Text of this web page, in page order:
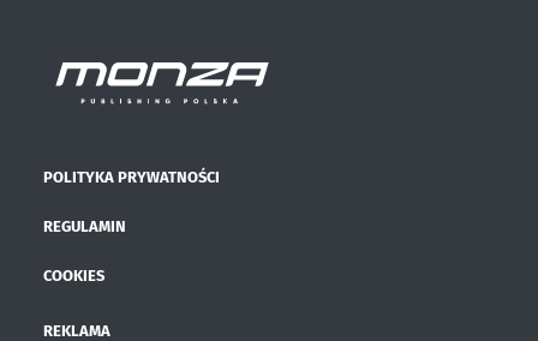
POLITYKA PRYWATNOŚCI
REGULAMIN
COOKIES
REKLAMA